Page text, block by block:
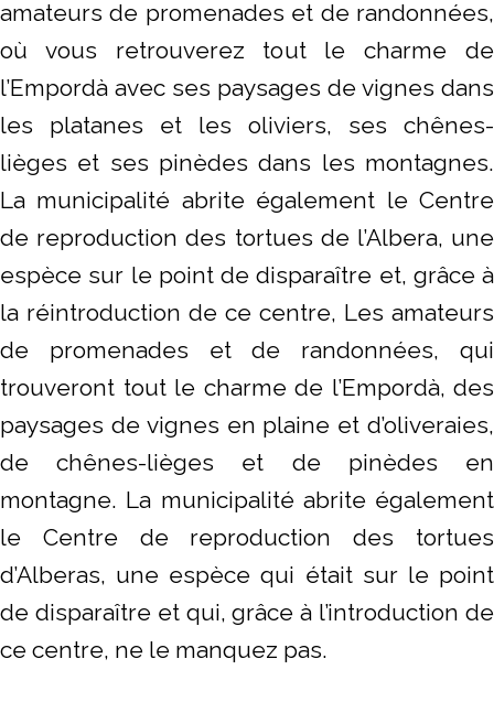
amateurs de promenades et de randonnées,
où vous retrouverez tout le charme de
l’Empordà avec ses paysages de vignes dans
les platanes et les oliviers, ses chênes-
lièges et ses pinèdes dans les montagnes.
La municipalité abrite également le Centre
de reproduction des tortues de l’Albera, une
espèce sur le point de disparaître et, grâce à
la réintroduction de ce centre, Les amateurs
de promenades et de randonnées, qui
trouveront tout le charme de l’Empordà, des
paysages de vignes en plaine et d’oliveraies,
de chênes-lièges et de pinèdes en
montagne. La municipalité abrite également
le Centre de reproduction des tortues
d’Alberas, une espèce qui était sur le point
de disparaître et qui, grâce à l’introduction de
ce centre, ne le manquez pas.